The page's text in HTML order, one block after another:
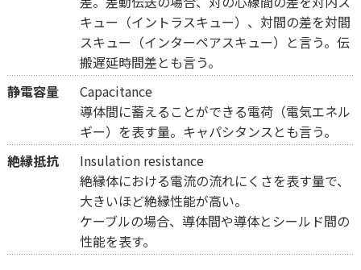
キュー（イントラスキュー）、対間の差を対間
スキュー（インターペアスキュー）と言う。伝
搬遅延時間差とも言う。
静電容量
Capacitance
導体間に蓄えることができる電荷（電気エネル
ギー）を表す量。キャパシタンスとも言う。
絶縁抵抗
Insulation resistance
絶縁体における電流の流れにくさを表す量で、
大きいほど絶縁性能が高い。
ケーブルの場合、導体間や導体とシールド間の
性能を表す。